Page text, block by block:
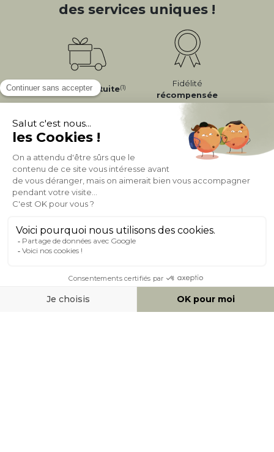
des services uniques !
LivraisonGratuite(1)
Fidélité
récompensée
Expéditionen
24/72h
Appelez-nous Au
050 92 00 74